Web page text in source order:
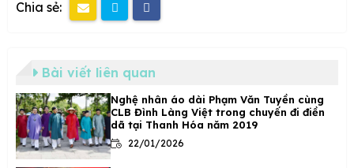
Chia sẻ:
Bài viết liên quan
Nghệ nhân áo dài Phạm Văn Tuyền cùng
CLB Đình Làng Việt trong chuyến đi điền
dã tại Thanh Hóa năm 2019
22/01/2026